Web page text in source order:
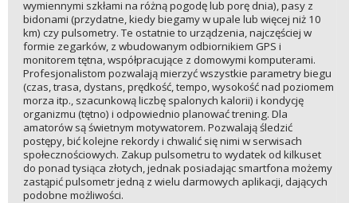
wymiennymi szkłami na różną pogodę lub porę dnia), pasy z
bidonami (przydatne, kiedy biegamy w upale lub więcej niż 10
km) czy pulsometry. Te ostatnie to urządzenia, najczęściej w
formie zegarków, z wbudowanym odbiornikiem GPS i
monitorem tętna, współpracujące z domowymi komputerami.
Profesjonalistom pozwalają mierzyć wszystkie parametry biegu
(czas, trasa, dystans, prędkość, tempo, wysokość nad poziomem
morza itp., szacunkową liczbę spalonych kalorii) i kondycję
organizmu (tętno) i odpowiednio planować trening. Dla
amatorów są świetnym motywatorem. Pozwalają śledzić
postępy, bić kolejne rekordy i chwalić się nimi w serwisach
społecznościowych. Zakup pulsometru to wydatek od kilkuset
do ponad tysiąca złotych, jednak posiadając smartfona możemy
zastąpić pulsometr jedną z wielu darmowych aplikacji, dających
podobne możliwości.